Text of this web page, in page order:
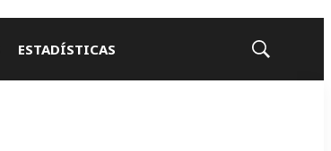
ESTADÍSTICAS
Mostrar